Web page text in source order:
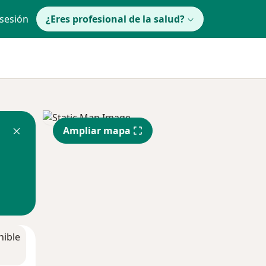
¿Eres profesional de la salud?
Ampliar mapa